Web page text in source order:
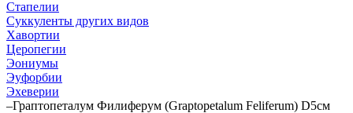
Стапелии
Суккуленты других видов
Хавортии
Церопегии
Эониумы
Эуфорбии
Эхеверии
–Граптопеталум Филиферум (Graptopetalum Feliferum) D5см